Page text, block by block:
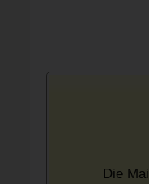
Die